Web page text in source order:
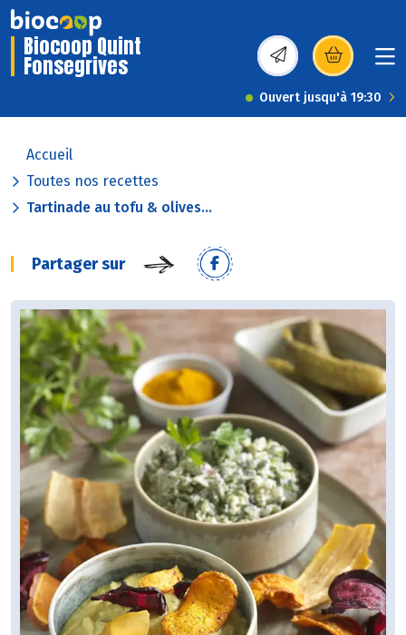
Biocoop Quint
Fonsegrives (s’ouvre dans une
Ouvert jusqu'à 19:30
Accueil
Toutes nos recettes
Tartinade au tofu & olives...
Partager sur